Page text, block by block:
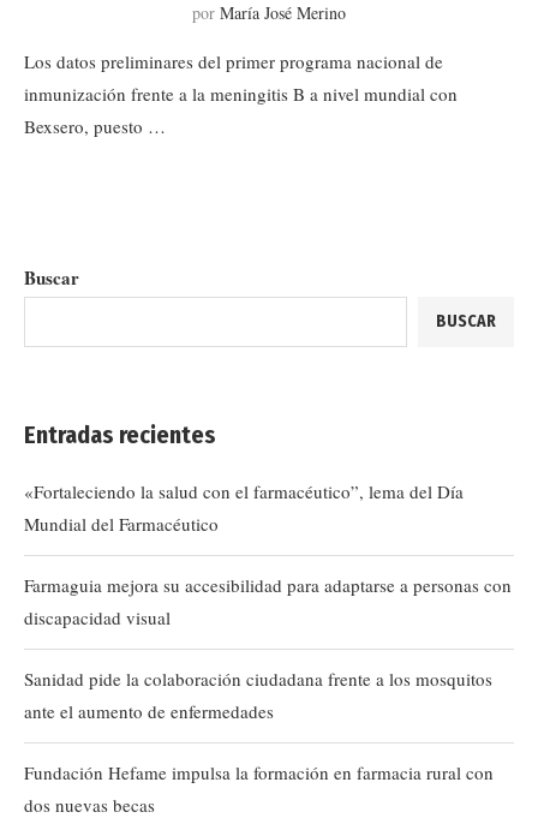
por María José Merino
Los datos preliminares del primer programa nacional de
inmunización frente a la meningitis B a nivel mundial con
Bexsero, puesto …
Buscar
BUSCAR
Entradas recientes
«Fortaleciendo la salud con el farmacéutico”, lema del Día
Mundial del Farmacéutico
Farmaguia mejora su accesibilidad para adaptarse a personas con
discapacidad visual
Sanidad pide la colaboración ciudadana frente a los mosquitos
ante el aumento de enfermedades
Fundación Hefame impulsa la formación en farmacia rural con
dos nuevas becas